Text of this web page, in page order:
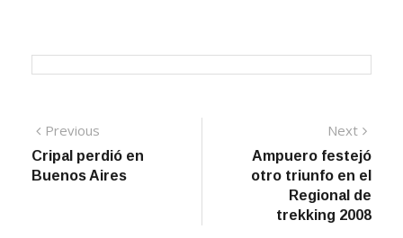
Navegación
de
Previous
post:
Cripal perdió en
Buenos Aires
Next
post:
Ampuero festejó
otro triunfo en el
Regional de
trekking 2008